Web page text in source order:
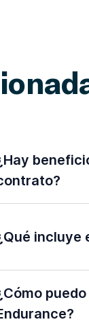
incluye